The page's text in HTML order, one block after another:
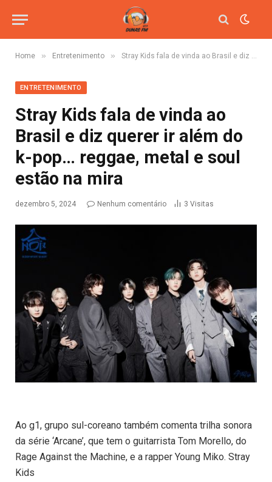
Home » Entretenimento » Stray Kids fala de vinda ao Brasil e diz querer ir além do k-pop… reggae, metal e soul estão na mira
ENTRETENIMENTO
Stray Kids fala de vinda ao
Brasil e diz querer ir além do
k-pop… reggae, metal e soul
estão na mira
dezembro 5, 2024 Nenhum comentário 3 Visitas
Ao g1, grupo sul-coreano também comenta trilha sonora
da série ‘Arcane’, que tem o guitarrista Tom Morello, do
Rage Against the Machine, e a rapper Young Miko. Stray
Kids